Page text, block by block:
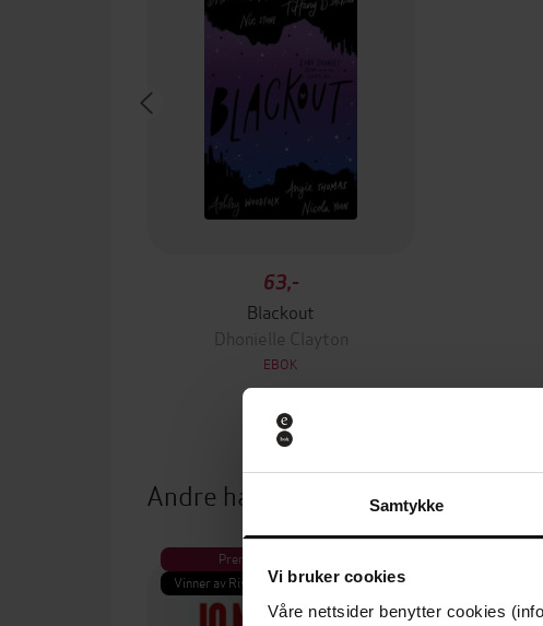
Samtykke
Vi bruker cookies
Våre nettsider benytter cookies
63,-
Blackout
Dhonielle Clayton
EBOK
Andre har også kjøpt
Premium
Vinner av Rivertonprisen